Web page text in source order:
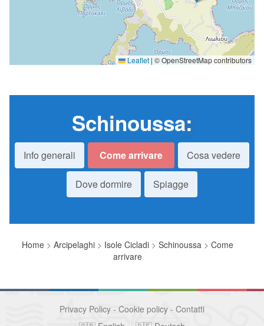
Leaflet|© OpenStreetMap contributors
Schinoussa:
Info generali Come arrivare Cosa vedere
Dove dormire Spiagge
Home > Arcipelaghi > Isole Cicladi > Schinoussa > Come
arrivare
Privacy Policy - Cookie policy - Contatti